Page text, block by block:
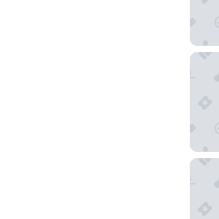
Novotel